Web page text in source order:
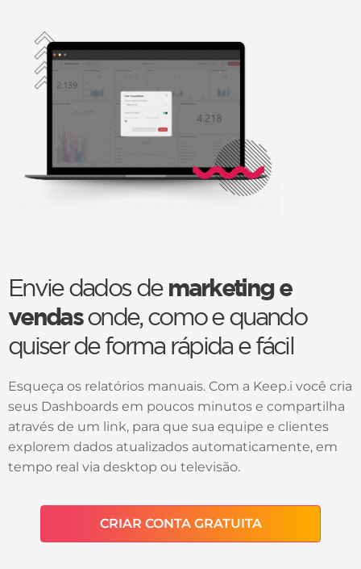
Envie dados de marketing e
vendasonde, como e quando
quiser de forma rápida e fácil
Esqueça os relatórios manuais. Com a Keep.i você cria
seus Dashboards em poucos minutos e compartilha
através de um link, para que sua equipe e clientes
explorem dados atualizados automaticamente, em
tempo real via desktop ou televisão.
CRIAR CONTA GRATUITA